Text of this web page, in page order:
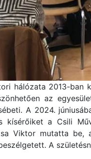
hálózata 2013-
az
A 2024.
kísérőiket a Csili
Viktor mutatta be,
A